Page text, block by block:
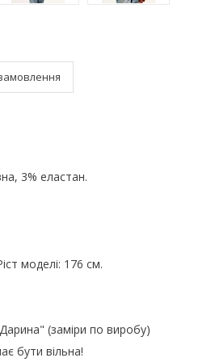
3% еластан.
моделі: 176 см.
(заміри по виробу)
бути вільна!